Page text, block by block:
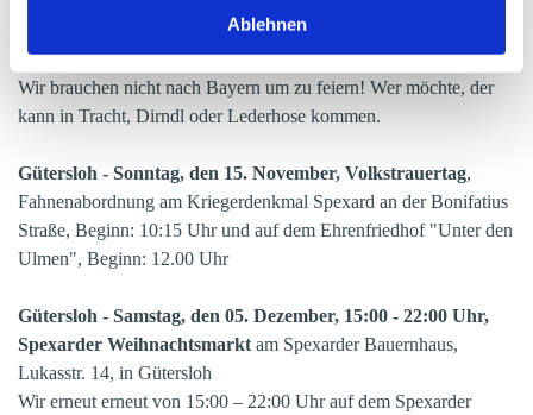
Ablehnen
, Einlass 19:00 Uhr, Beginn 20:00 Uhr, , Spexarder
Bauernhaus, Lukasstraße 14, 33332 Gütersloh
Wir brauchen nicht nach Bayern um zu feiern! Wer möchte, der
kann in Tracht, Dirndl oder Lederhose kommen.
Gütersloh - Sonntag, den 15. November, Volkstrauertag,
Fahnenabordnung am Kriegerdenkmal Spexard an der Bonifatius
Straße, Beginn: 10:15 Uhr und auf dem Ehrenfriedhof "Unter den
Ulmen", Beginn: 12.00 Uhr
Gütersloh - Samstag, den 05. Dezember, 15:00 - 22:00 Uhr,
Spexarder Weihnachtsmarkt am Spexarder Bauernhaus,
Lukasstr. 14, in Gütersloh
Wir erneut erneut von 15:00 – 22:00 Uhr auf dem Spexarder